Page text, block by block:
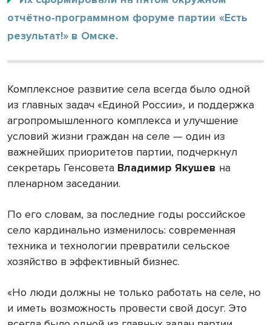
отчётно-программном форуме партии «Есть
результат!» в Омске.
Комплексное развитие села всегда было одной
из главных задач «Единой России», и поддержка
агропромышленного комплекса и улучшение
условий жизни граждан на селе — один из
важнейших приоритетов партии, подчеркнул
секретарь Генсовета Владимир Якушев на
пленарном заседании.
По его словам, за последние годы российское
село кардинально изменилось: современная
техника и технологии превратили сельское
хозяйство в эффективный бизнес.
«Но люди должны не только работать на селе, но
и иметь возможность провести свой досуг. Это